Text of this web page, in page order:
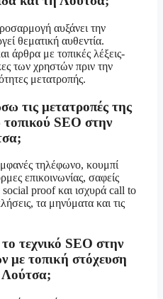
αυξάνει την
θεματική αυθεντία.
άρθρα με τοπικές λέξεις-
των χρηστών πριν την
μετατροπής.
τις μετατροπές της
SEO στην
τηλέφωνο, κουμπί
επικοινωνίας, σαφείς
proof και ισχυρά call to
τα μηνύματα και τις
τεχνικό SEO στην
με τοπική στόχευση
Λούτσα;